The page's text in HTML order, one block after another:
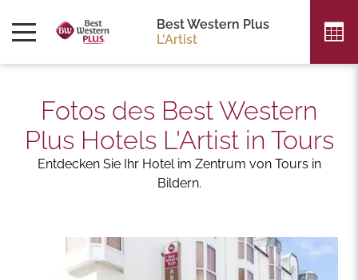
Best Western Plus
L'Artist
Fotos des Best Western
Plus Hotels L'Artist in Tours
Entdecken Sie Ihr Hotel im Zentrum von Tours in
Bildern.